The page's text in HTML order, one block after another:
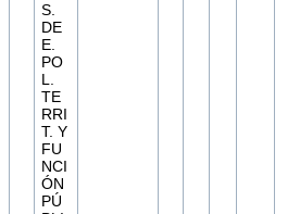
S.
DE
E.
PO
L.
TE
RRI
T. Y
FU
NCI
ÓN
PÚ